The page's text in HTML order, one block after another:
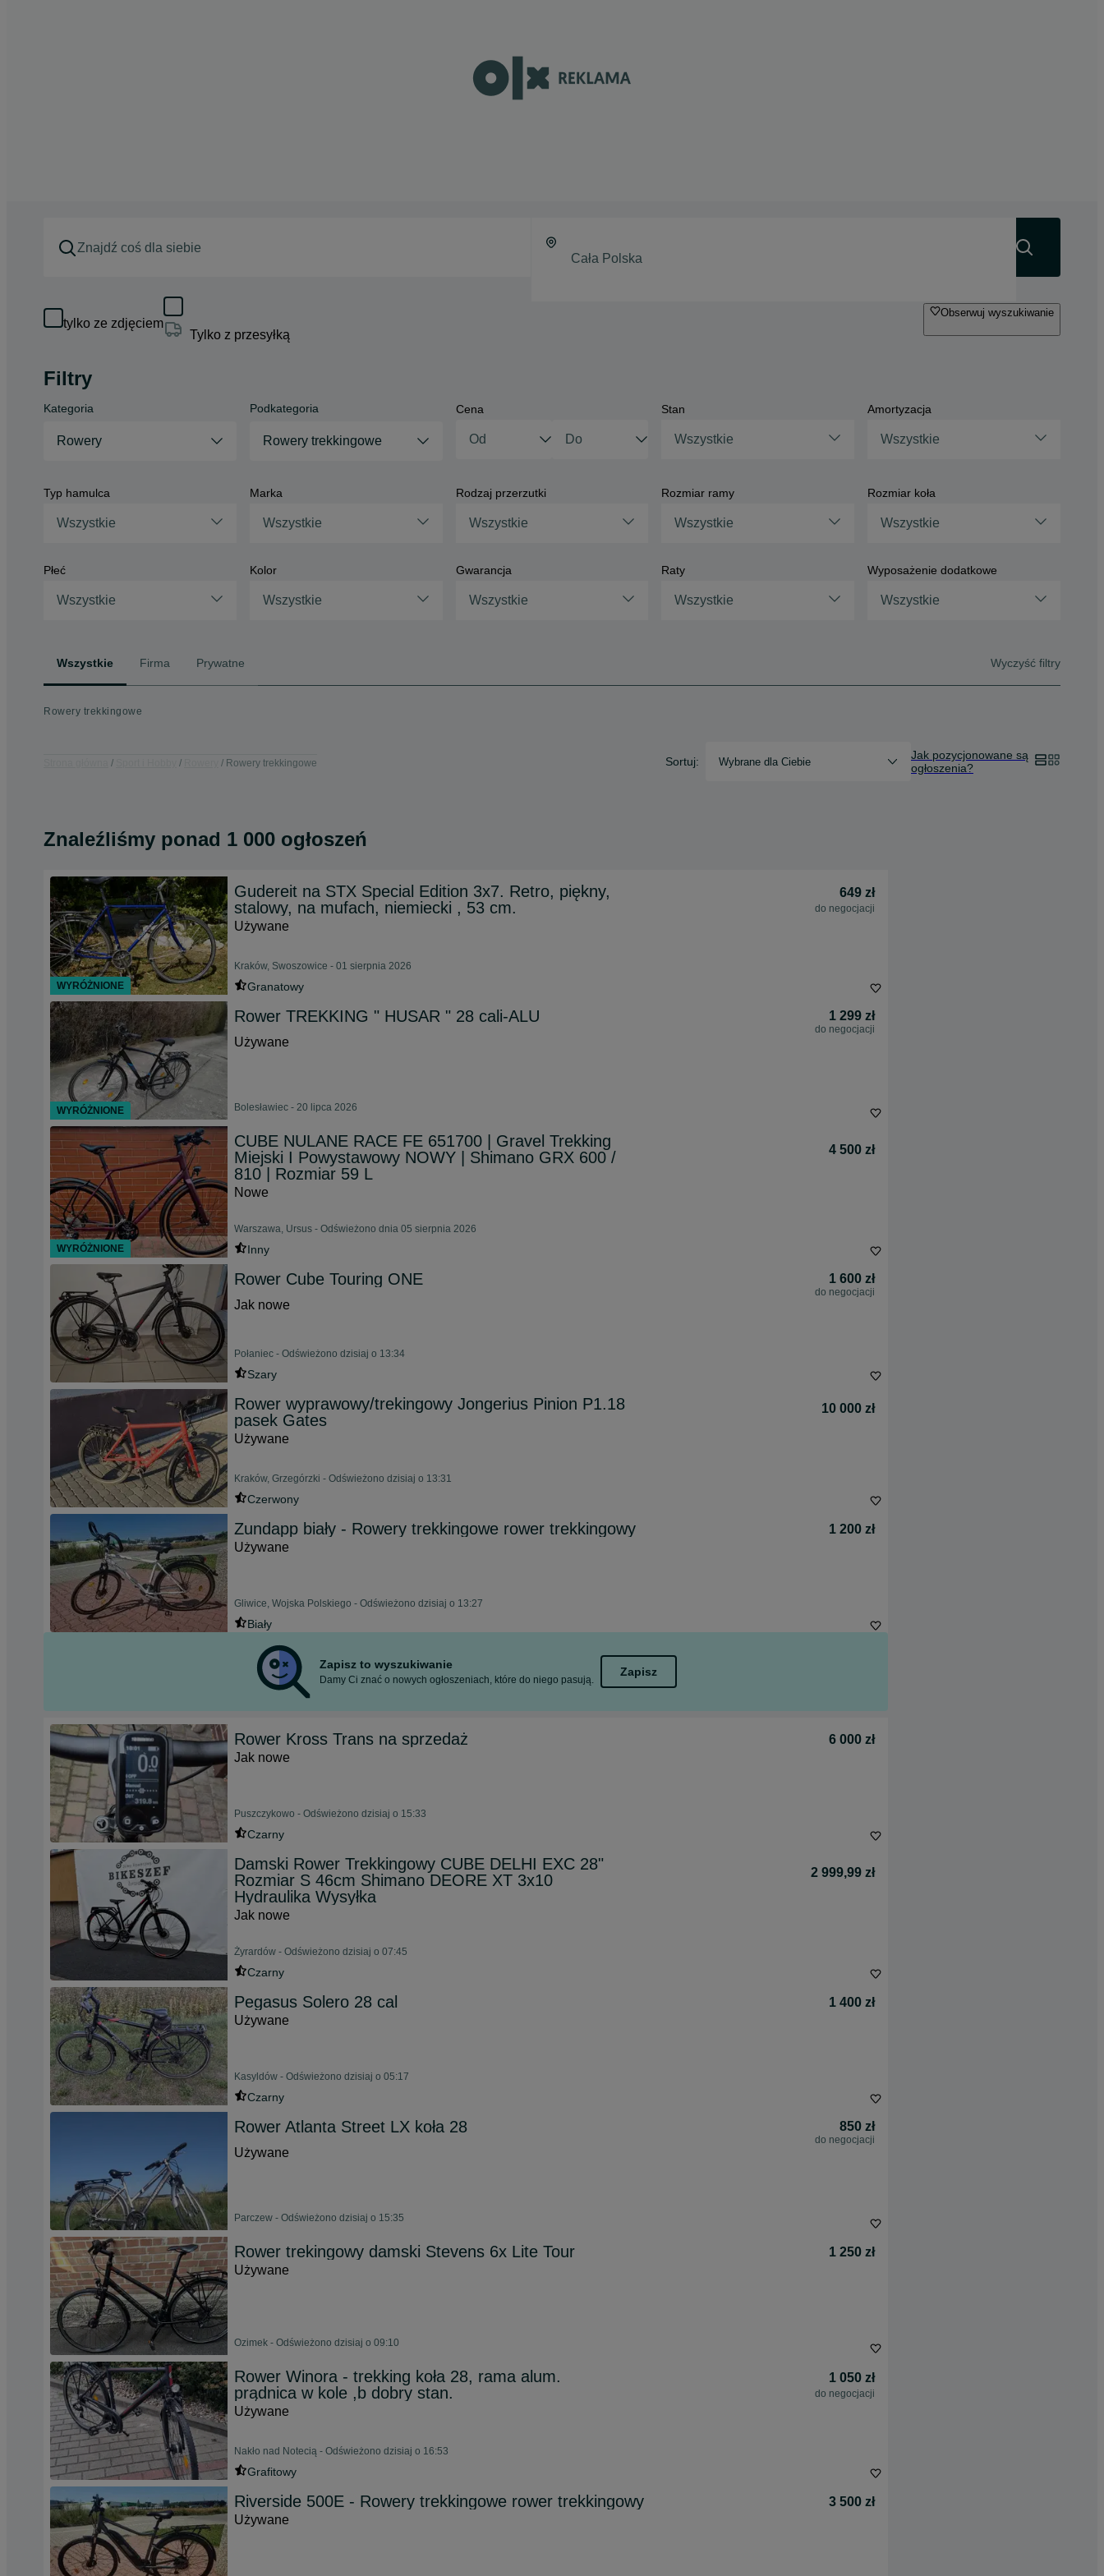
tylko ze zdjęciem
Tylko z przesyłką
Obserwuj wyszukiwanie
Filtry
Kategoria
Rowery
Podkategoria
Rowery trekkingowe
Cena Stan
Wszystkie
Amortyzacja
Wszystkie
Typ hamulca
Wszystkie
Marka
Wszystkie
Rodzaj przerzutki
Wszystkie
Rozmiar ramy
Wszystkie
Rozmiar koła
Wszystkie
Płeć
Wszystkie
Kolor
Wszystkie
Gwarancja
Wszystkie
Raty
Wszystkie
Wyposażenie dodatkowe
Wszystkie
Wszystkie Firma Prywatne Wyczyść filtry
Rowery trekkingowe
Rowery trekkingowe Sortuj: Wybrane dla Ciebie
Jak pozycjonowane są
ogłoszenia?
Znaleźliśmy ponad 1 000 ogłoszeń
Gudereit na STX Special Edition 3x7. Retro, piękny,
stalowy, na mufach, niemiecki , 53 cm.
649 zł
do negocjacji
Używane
Kraków, Swoszowice - 01 sierpnia 2026
Granatowy
Rower TREKKING " HUSAR " 28 cali-ALU 1 299 zł
do negocjacji
Używane
Bolesławiec - 20 lipca 2026
CUBE NULANE RACE FE 651700 | Gravel Trekking
Miejski I Powystawowy NOWY | Shimano GRX 600 /
810 | Rozmiar 59 L
4 500 zł
Nowe
Warszawa, Ursus - Odświeżono dnia 05 sierpnia 2026
Inny
Rower Cube Touring ONE 1 600 zł
do negocjacji
Jak nowe
Połaniec - Odświeżono dzisiaj o 13:34
Szary
Rower wyprawowy/trekingowy Jongerius Pinion P1.18
pasek Gates
10 000 zł
Używane
Kraków, Grzegórzki - Odświeżono dzisiaj o 13:31
Czerwony
Zundapp biały - Rowery trekkingowe rower trekkingowy
1 200 zł
Używane
Gliwice, Wojska Polskiego - Odświeżono dzisiaj o 13:27
Biały
Zapisz to wyszukiwanie
Damy Ci znać o nowych ogłoszeniach, które do niego pasują.
Zapisz
Rower Kross Trans na sprzedaż
6 000 zł
Jak nowe
Puszczykowo - Odświeżono dzisiaj o 15:33
Czarny
Damski Rower Trekkingowy CUBE DELHI EXC 28"
Rozmiar S 46cm Shimano DEORE XT 3x10
Hydraulika Wysyłka
2 999,99 zł
Jak nowe
Żyrardów - Odświeżono dzisiaj o 07:45
Czarny
Pegasus Solero 28 cal
1 400 zł
Używane
Kasyldów - Odświeżono dzisiaj o 05:17
Czarny
Rower Atlanta Street LX koła 28 850 zł
do negocjacji
Używane
Parczew - Odświeżono dzisiaj o 15:35
Rower trekingowy damski Stevens 6x Lite Tour
1 250 zł
Używane
Ozimek - Odświeżono dzisiaj o 09:10
Rower Winora - trekking koła 28, rama alum.
prądnica w kole ,b dobry stan.
1 050 zł
do negocjacji
Używane
Nakło nad Notecią - Odświeżono dzisiaj o 16:53
Grafitowy
Riverside 500E - Rowery trekkingowe rower trekkingowy
3 500 zł
Używane
WYRÓŻNIONE
WYRÓŻNIONE
WYRÓŻNIONE